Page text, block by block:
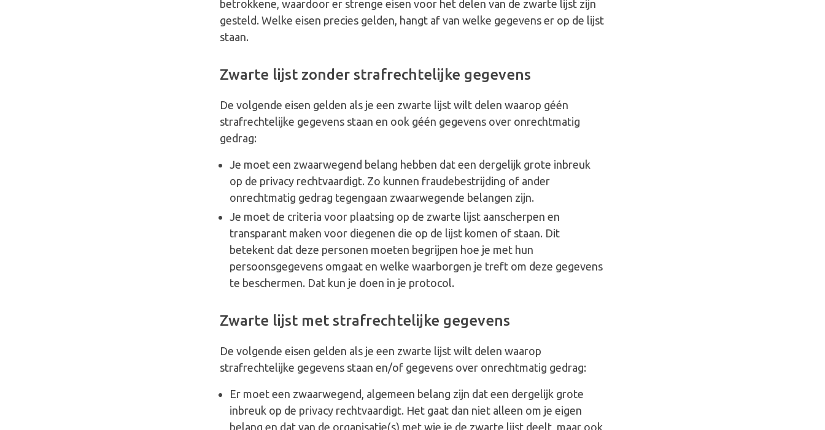
betrokkene, waardoor er strenge eisen voor het delen van de zwarte lijst zijn
gesteld. Welke eisen precies gelden, hangt af van welke gegevens er op de lijst
staan.
Zwarte lijst zonder strafrechtelijke gegevens
De volgende eisen gelden als je een zwarte lijst wilt delen waarop géén
strafrechtelijke gegevens staan en ook géén gegevens over onrechtmatig
gedrag:
Je moet een zwaarwegend belang hebben dat een dergelijk grote inbreuk
op de privacy rechtvaardigt. Zo kunnen fraudebestrijding of ander
onrechtmatig gedrag tegengaan zwaarwegende belangen zijn.
Je moet de criteria voor plaatsing op de zwarte lijst aanscherpen en
transparant maken voor diegenen die op de lijst komen of staan. Dit
betekent dat deze personen moeten begrijpen hoe je met hun
persoonsgegevens omgaat en welke waarborgen je treft om deze gegevens
te beschermen. Dat kun je doen in je protocol.
Zwarte lijst met strafrechtelijke gegevens
De volgende eisen gelden als je een zwarte lijst wilt delen waarop
strafrechtelijke gegevens staan en/of gegevens over onrechtmatig gedrag:
Er moet een zwaarwegend, algemeen belang zijn dat een dergelijk grote
inbreuk op de privacy rechtvaardigt. Het gaat dan niet alleen om je eigen
belang en dat van de organisatie(s) met wie je de zwarte lijst deelt, maar ook